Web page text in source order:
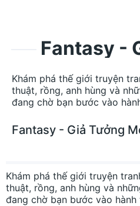
Fantasy -
Khám phá thế giới truyện
thuật, rồng, anh hùng và
đang chờ bạn bước vào
Fantasy - Giả Tưởng
Khám phá thế giới truyện
thuật, rồng, anh hùng và
đang chờ bạn bước vào hành